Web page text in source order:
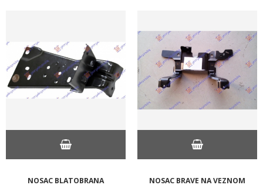
NOSAC BLATOBRANA NOSAC BRAVE NA VEZNOM